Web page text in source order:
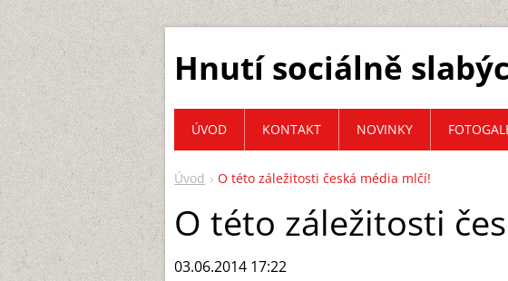
Hnutí sociálně
Úvod O této záležitosti česká média mlčí!
O této záležitosti
03.06.2014 17:22
ÚVOD KONTAKT NOVINKY